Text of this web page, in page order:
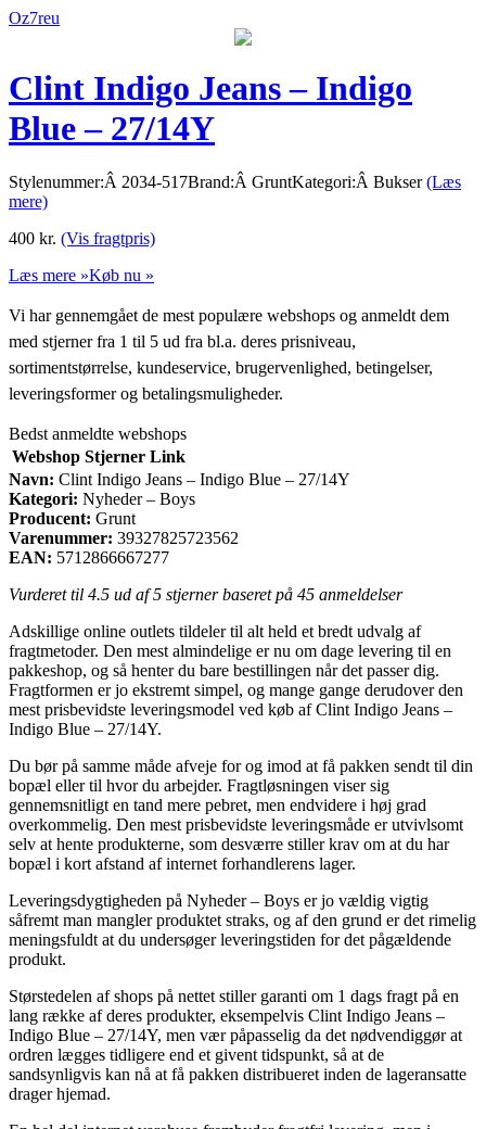
Oz7reu
Clint Indigo Jeans – Indigo
Blue – 27/14Y
Stylenummer:Â 2034-517Brand:Â GruntKategori:Â Bukser(Læs
mere)
400 kr. (Vis fragtpris)
Læs mere »Køb nu »
Vi har gennemgået de mest populære webshops og anmeldt dem
med stjerner fra 1 til 5 ud fra bl.a. deres prisniveau,
sortimentstørrelse, kundeservice, brugervenlighed, betingelser,
leveringsformer og betalingsmuligheder.
Bedst anmeldte webshops
Webshop Stjerner Link
Navn: Clint Indigo Jeans – Indigo Blue – 27/14Y
Kategori: Nyheder – Boys
Producent: Grunt
Varenummer: 39327825723562
EAN: 5712866667277
Vurderet til 4.5 ud af 5 stjerner baseret på 45 anmeldelser
Adskillige online outlets tildeler til alt held et bredt udvalg af
fragtmetoder. Den mest almindelige er nu om dage levering til en
pakkeshop, og så henter du bare bestillingen når det passer dig.
Fragtformen er jo ekstremt simpel, og mange gange derudover den
mest prisbevidste leveringsmodel ved køb af Clint Indigo Jeans –
Indigo Blue – 27/14Y.
Du bør på samme måde afveje for og imod at få pakken sendt til din
bopæl eller til hvor du arbejder. Fragtløsningen viser sig
gennemsnitligt en tand mere pebret, men endvidere i høj grad
overkommelig. Den mest prisbevidste leveringsmåde er utvivlsomt
selv at hente produkterne, som desværre stiller krav om at du har
bopæl i kort afstand af internet forhandlerens lager.
Leveringsdygtigheden på Nyheder – Boys er jo vældig vigtig
såfremt man mangler produktet straks, og af den grund er det rimelig
meningsfuldt at du undersøger leveringstiden for det pågældende
produkt.
Størstedelen af shops på nettet stiller garanti om 1 dags fragt på en
lang række af deres produkter, eksempelvis Clint Indigo Jeans –
Indigo Blue – 27/14Y, men vær påpasselig da det nødvendiggør at
ordren lægges tidligere end et givent tidspunkt, så at de
sandsynligvis kan nå at få pakken distribueret inden de lageransatte
drager hjemad.